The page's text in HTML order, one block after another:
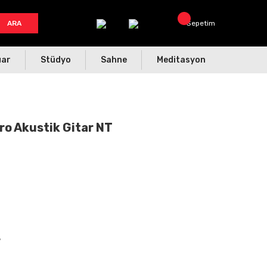
ARA Sepetim
Stüdyo Sahne Meditasyon
Akustik Gitar NT